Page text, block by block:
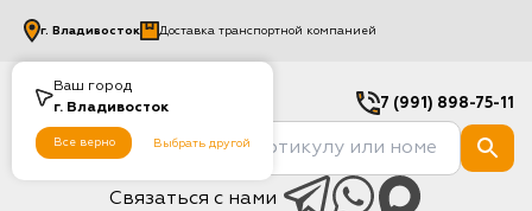
Ваш город
г. Владивосток
Все верно Выбрать другой
г. Владивосток Доставка транспортной компанией
7 (991) 898-75-11
Связаться с нами